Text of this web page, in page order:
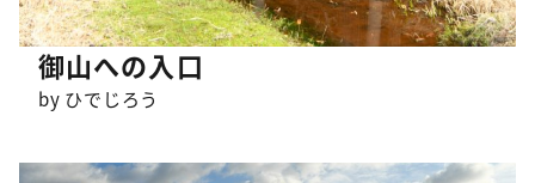
御山への入口
by ひでじろう